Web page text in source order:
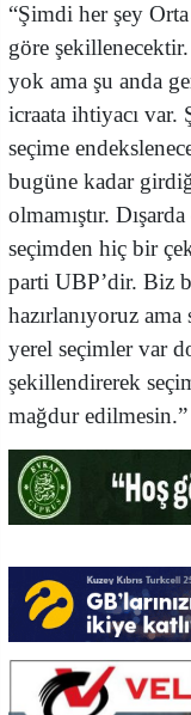
“Şimdi her şey
göre şekillenecektir.
yok ama şu anda
icraata ihtiyacı
seçime
bugüne kadar
olmamıştır.
seçimden hiç bir
parti UBP’dir. Biz
hazırlanıyoruz
yerel seçimler var
şekillendirerek
mağdur edilmesin.”